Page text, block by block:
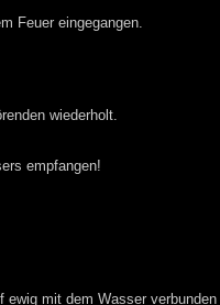
Feuer eingegangen.
wiederholt.
empfangen!
ewig mit dem Wasser